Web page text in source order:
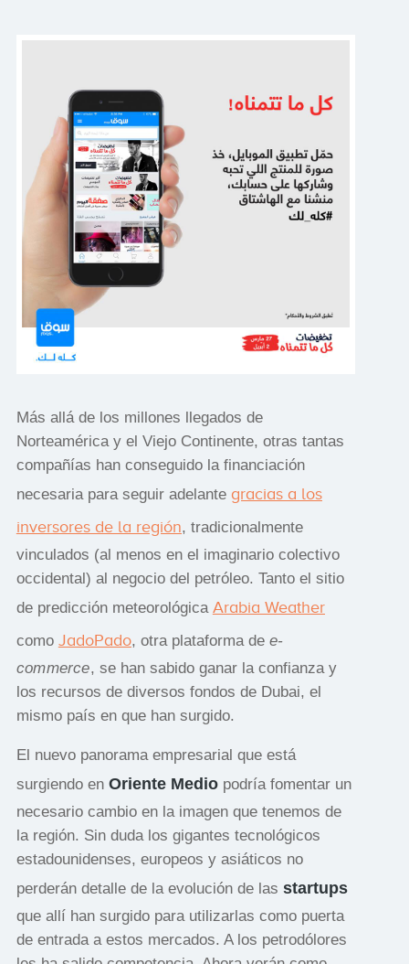
Más allá de los millones llegados de
Norteamérica y el Viejo Continente, otras tantas
compañías han conseguido la financiación
necesaria para seguir adelante gracias a los
inversores de la región, tradicionalmente
vinculados (al menos en el imaginario colectivo
occidental) al negocio del petróleo. Tanto el sitio
de predicción meteorológica Arabia Weather
como JadoPado, otra plataforma de e-
commerce, se han sabido ganar la confianza y
los recursos de diversos fondos de Dubai, el
mismo país en que han surgido.
El nuevo panorama empresarial que está
surgiendo en Oriente Mediopodría fomentar un
necesario cambio en la imagen que tenemos de
la región. Sin duda los gigantes tecnológicos
estadounidenses, europeos y asiáticos no
perderán detalle de la evolución de las startups
que allí han surgido para utilizarlas como puerta
de entrada a estos mercados. A los petrodólores